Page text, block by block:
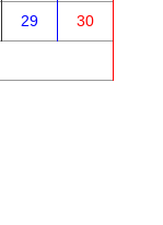
29 30